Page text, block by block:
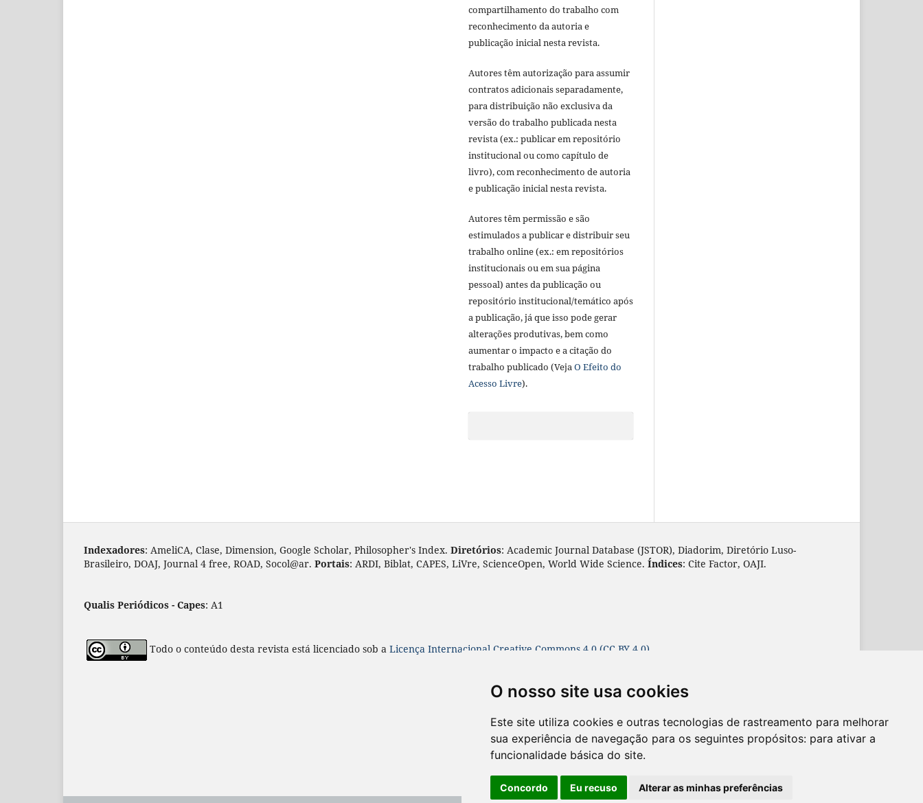
O nosso site usa cookies
Este site utiliza cookies e outras tecnologias de rastreamento para melhorar
sua experiência de navegação para os seguintes propósitos: para ativar a
funcionalidade básica do site.
Concordo Eu recuso Alterar as minhas preferências
compartilhamento do trabalho com
reconhecimento da autoria e
publicação inicial nesta revista.
Autores têm autorização para assumir
contratos adicionais separadamente,
para distribuição não exclusiva da
versão do trabalho publicada nesta
revista (ex.: publicar em repositório
institucional ou como capítulo de
livro), com reconhecimento de autoria
e publicação inicial nesta revista.
Autores têm permissão e são
estimulados a publicar e distribuir seu
trabalho online (ex.: em repositórios
institucionais ou em sua página
pessoal) antes da publicação ou
repositório institucional/temático após
a publicação, já que isso pode gerar
alterações produtivas, bem como
aumentar o impacto e a citação do
trabalho publicado (VejaO Efeito do
Acesso Livre).
Indexadores: AmeliCA, Clase, Dimension, Google Scholar, Philosopher's Index. Diretórios: Academic Journal Database (JSTOR), Diadorim, Diretório Luso-
Brasileiro, DOAJ, Journal 4 free, ROAD, Socol@ar. Portais: ARDI, Biblat, CAPES, LiVre, ScienceOpen, World Wide Science. Índices: Cite Factor, OAJI.
Qualis Periódicos - Capes: A1
Todo o conteúdo desta revista está licenciado sob a Licença Internacional Creative Commons 4.0 (CC BY 4.0)